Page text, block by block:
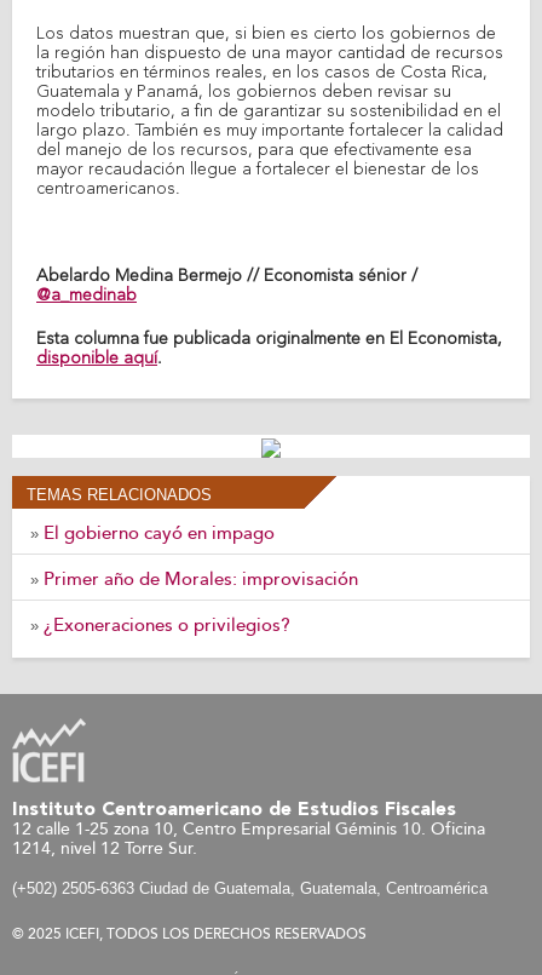
Los datos muestran que, si bien es cierto los gobiernos de
la región han dispuesto de una mayor cantidad de recursos
tributarios en términos reales, en los casos de Costa Rica,
Guatemala y Panamá, los gobiernos deben revisar su
modelo tributario, a fin de garantizar su sostenibilidad en el
largo plazo. También es muy importante fortalecer la calidad
del manejo de los recursos, para que efectivamente esa
mayor recaudación llegue a fortalecer el bienestar de los
centroamericanos.
Abelardo Medina Bermejo // Economista sénior /
@a_medinab
Esta columna fue publicada originalmente en El Economista,
disponible aquí.
TEMAS RELACIONADOS
» El gobierno cayó en impago
» Primer año de Morales: improvisación
» ¿Exoneraciones o privilegios?
Instituto Centroamericano de Estudios Fiscales
12 calle 1-25 zona 10, Centro Empresarial Géminis 10. Oficina
1214, nivel 12 Torre Sur.
(+502) 2505-6363 Ciudad de Guatemala, Guatemala, Centroamérica
© 2025 ICEFI, TODOS LOS DERECHOS RESERVADOS